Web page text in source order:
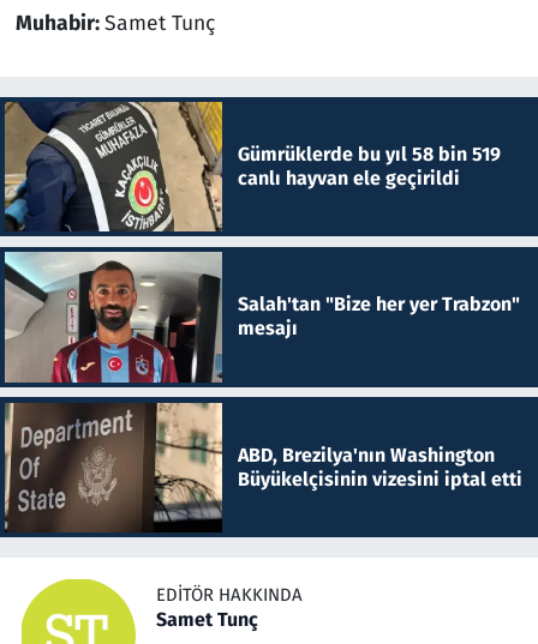
Muhabir:Samet Tunç
Gümrüklerde bu yıl 58 bin 519
canlı hayvan ele geçirildi
Salah'tan "Bize her yer Trabzon"
mesajı
ABD, Brezilya'nın Washington
Büyükelçisinin vizesini iptal etti
EDITÖR HAKKINDA
Samet Tunç